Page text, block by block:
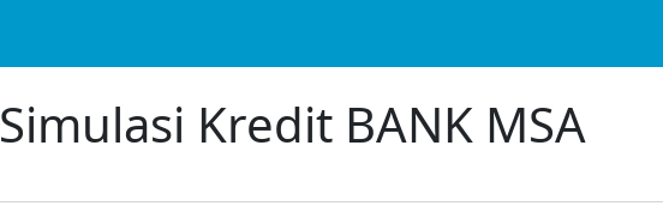
Simulasi Kredit BANK MSA